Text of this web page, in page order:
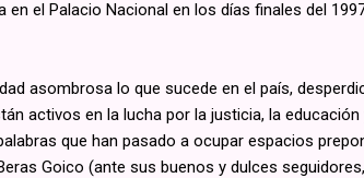
el Palacio Nacional en los días finales del
asombrosa lo que sucede en el país,
activos en la lucha por la justicia, la
que han pasado a ocupar espacios
Goico (ante sus buenos y dulces